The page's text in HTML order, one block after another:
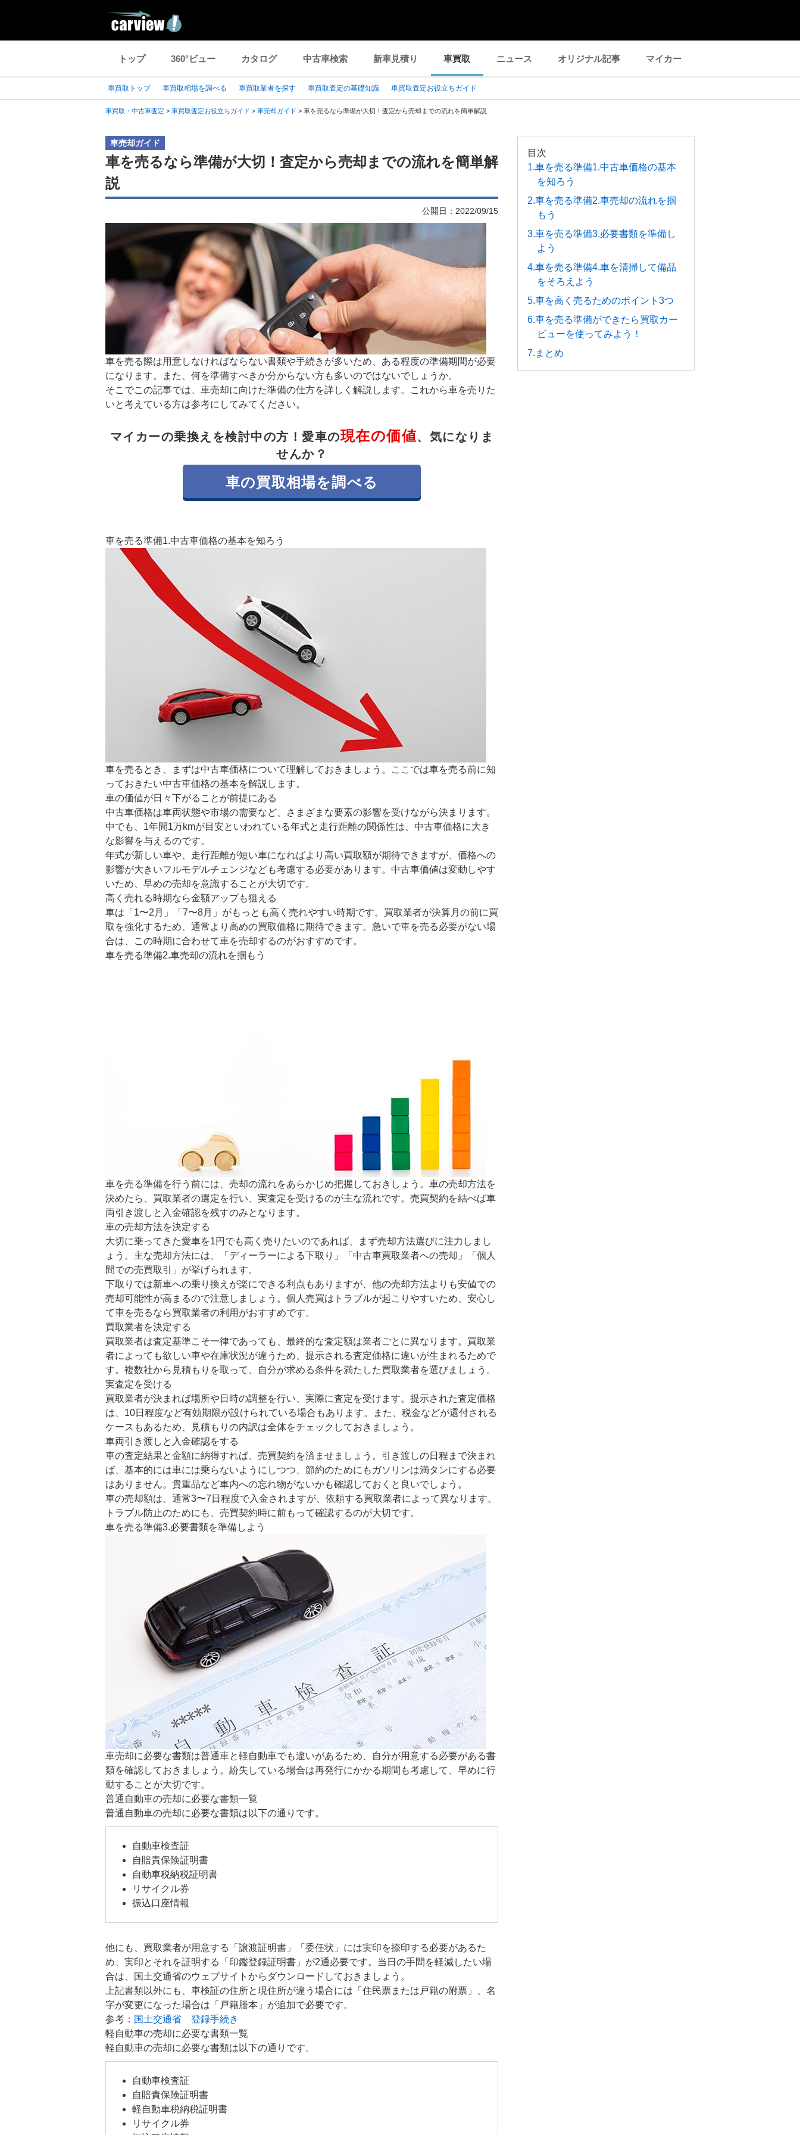
トップ 360°ビュー カタログ 中古車検索 新車見積り 車買取 ニュース オリジナル記事 マイカー
車買取トップ 車買取相場を調べる 車買取業者を探す 車買取査定の基礎知識 車買取査定お役立ちガイド
車買取・中古車査定 > 車買取査定お役立ちガイド > 車売却ガイド > 車を売るなら準備が大切！査定から売却までの流れを簡単解説
車売却ガイド
車を売るなら準備が大切！査定から売却までの流れを簡単解
説
公開日： 2022/09/15
車を売る際は用意しなければならない書類や手続きが多いため、ある程度の準備期間が必要
になります。また、何を準備すべきか分からない方も多いのではないでしょうか。
そこでこの記事では、車売却に向けた準備の仕方を詳しく解説します。これから車を売りた
いと考えている方は参考にしてみてください。
目次
1.車を売る準備1.中古車価格の基本
を知ろう
2.車を売る準備2.車売却の流れを掴
もう
3.車を売る準備3.必要書類を準備し
よう
4.車を売る準備4.車を清掃して備品
をそろえよう
5.車を高く売るためのポイント3つ
6.車を売る準備ができたら買取カー
ビューを使ってみよう！
7.まとめ
マイカーの乗換えを検討中の方！愛車の現在の価値、気になりま
せんか？
車の買取相場を調べる
車を売る準備1.中古車価格の基本を知ろう
車を売るとき、まずは中古車価格について理解しておきましょう。ここでは車を売る前に知
っておきたい中古車価格の基本を解説します。
車の価値が日々下がることが前提にある
中古車価格は車両状態や市場の需要など、さまざまな要素の影響を受けながら決まります。
中でも、1年間1万kmが目安といわれている年式と走行距離の関係性は、中古車価格に大き
な影響を与えるのです。
年式が新しい車や、走行距離が短い車になればより高い買取額が期待できますが、価格への
影響が大きいフルモデルチェンジなども考慮する必要があります。中古車価値は変動しやす
いため、早めの売却を意識することが大切です。
高く売れる時期なら金額アップも狙える
車は「1〜2月」「7〜8月」がもっとも高く売れやすい時期です。買取業者が決算月の前に買
取を強化するため、通常より高めの買取価格に期待できます。急いで車を売る必要がない場
合は、この時期に合わせて車を売却するのがおすすめです。
車を売る準備2.車売却の流れを掴もう
車を売る準備を行う前には、売却の流れをあらかじめ把握しておきしょう。車の売却方法を
決めたら、買取業者の選定を行い、実査定を受けるのが主な流れです。売買契約を結べば車
両引き渡しと入金確認を残すのみとなります。
車の売却方法を決定する
大切に乗ってきた愛車を1円でも高く売りたいのであれば、まず売却方法選びに注力しまし
ょう。主な売却方法には、「ディーラーによる下取り」「中古車買取業者への売却」「個人
間での売買取引」が挙げられます。
下取りでは新車への乗り換えが楽にできる利点もありますが、他の売却方法よりも安値での
売却可能性が高まるので注意しましょう。個人売買はトラブルが起こりやすいため、安心し
て車を売るなら買取業者の利用がおすすめです。
買取業者を決定する
買取業者は査定基準こそ一律であっても、最終的な査定額は業者ごとに異なります。買取業
者によっても欲しい車や在庫状況が違うため、提示される査定価格に違いが生まれるためで
す。複数社から見積もりを取って、自分が求める条件を満たした買取業者を選びましょう。
実査定を受ける
買取業者が決まれば場所や日時の調整を行い、実際に査定を受けます。提示された査定価格
は、10日程度など有効期限が設けられている場合もあります。また、税金などが還付される
ケースもあるため、見積もりの内訳は全体をチェックしておきましょう。
車両引き渡しと入金確認をする
車の査定結果と金額に納得すれば、売買契約を済ませましょう。引き渡しの日程まで決まれ
ば、基本的には車には乗らないようにしつつ、節約のためにもガソリンは満タンにする必要
はありません。貴重品など車内への忘れ物がないかも確認しておくと良いでしょう。
車の売却額は、通常3〜7日程度で入金されますが、依頼する買取業者によって異なります。
トラブル防止のためにも、売買契約時に前もって確認するのが大切です。
車を売る準備3.必要書類を準備しよう
車売却に必要な書類は普通車と軽自動車でも違いがあるため、自分が用意する必要がある書
類を確認しておきましょう。紛失している場合は再発行にかかる期間も考慮して、早めに行
動することが大切です。
普通自動車の売却に必要な書類一覧
普通自動車の売却に必要な書類は以下の通りです。
自動車検査証
自賠責保険証明書
自動車税納税証明書
リサイクル券
振込口座情報
他にも、買取業者が用意する「譲渡証明書」「委任状」には実印を捺印する必要があるた
め、実印とそれを証明する「印鑑登録証明書」が2通必要です。当日の手間を軽減したい場
合は、国土交通省のウェブサイトからダウンロードしておきましょう。
上記書類以外にも、車検証の住所と現住所が違う場合には「住民票または戸籍の附票」、名
字が変更になった場合は「戸籍謄本」が追加で必要です。
参考： 国土交通省 登録手続き
軽自動車の売却に必要な書類一覧
軽自動車の売却に必要な書類は以下の通りです。
自動車検査証
自賠責保険証明書
軽自動車税納税証明書
リサイクル券